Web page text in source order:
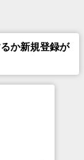
か新規登録が